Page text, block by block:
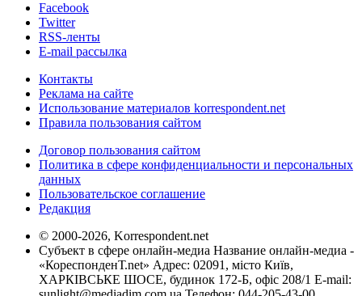
Facebook
Twitter
RSS-ленты
E-mail рассылка
Контакты
Реклама на сайте
Использование материалов korrespondent.net
Правила пользования сайтом
Договор пользования сайтом
Политика в сфере конфиденциальности и персональных
данных
Пользовательское соглашение
Редакция
© 2000-2026, Korrespondent.net
Субъект в сфере онлайн-медиа Название онлайн-медиа -
«КореспонденТ.net» Адрес: 02091, місто Київ,
ХАРКІВСЬКЕ ШОСЕ, будинок 172-Б, офіс 208/1 E-mail: